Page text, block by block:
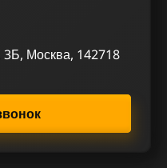
Москва, 142718